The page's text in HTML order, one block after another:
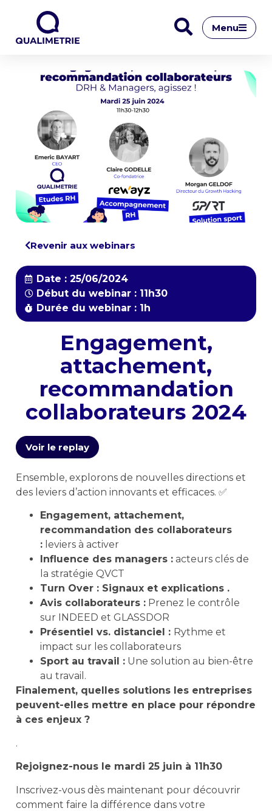
Menu
Revenir aux webinars
Date : 25/06/2024
Début du webinar : 11h30
Durée du webinar : 1h
Engagement,
attachement,
recommandation
collaborateurs 2024
Voir le replay
Ensemble, explorons de nouvelles directions et
des leviers d’action innovants et efficaces. ✅
Engagement, attachement,
recommandation des collaborateurs
: leviers à activer
Influence des managers : acteurs clés de
la stratégie QVCT
Turn Over : Signaux et explications .
Avis collaborateurs : Prenez le contrôle
sur INDEED et GLASSDOR
Présentiel vs. distanciel : Rythme et
impact sur les collaborateurs
Sport au travail : Une solution au bien-être
au travail.
Finalement, quelles solutions les entreprises
peuvent-elles mettre en place pour répondre
à ces enjeux ?
.
Rejoignez-nous le mardi 25 juin à 11h30
Inscrivez-vous dès maintenant pour découvrir
comment faire la différence dans votre